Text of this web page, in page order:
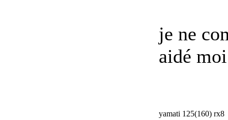
je ne
aidé
yamati 125(160) rx8